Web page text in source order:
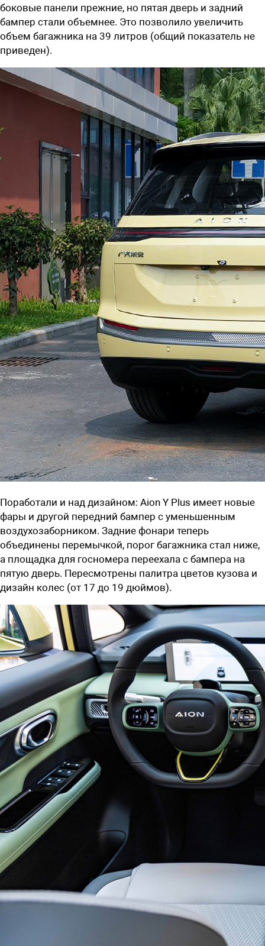
боковые панели прежние, но пятая дверь и задний
бампер стали объемнее. Это позволило увеличить
объем багажника на 39 литров (общий показатель не
приведен).
Поработали и над дизайном: Aion Y Plus имеет новые
фары и другой передний бампер с уменьшенным
воздухозаборником. Задние фонари теперь
объединены перемычкой, порог багажника стал ниже,
а площадка для госномера переехала с бампера на
пятую дверь. Пересмотрены палитра цветов кузова и
дизайн колес (от 17 до 19 дюймов).